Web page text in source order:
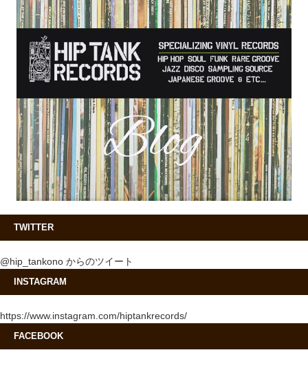
TWITTER
@hip_tankono からのツイート
INSTAGRAM
https://www.instagram.com/hiptankrecords/
FACEBOOK